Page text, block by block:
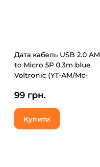
Дата кабель USB 2.0 AM
to Micro 5P 0.3m blue
Voltronic (YT-AM/Mc-
99 грн.
Купити